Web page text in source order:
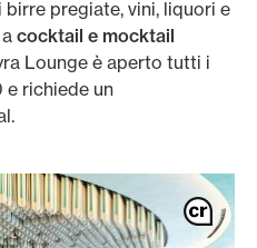
pregiate, vini, liquori e
cocktail e mocktail
Lounge è aperto tutti i
richiede un